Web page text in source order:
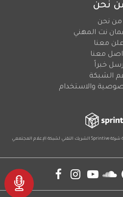
نحن
من نحن
نت المهني
معنا
معنا
خبراً
الشبكة
والاستخدام
شركةSprintive الشريك التقني لشبكة الإعلام المجتمعي